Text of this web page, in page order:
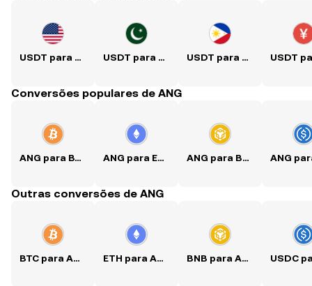
USDT para USD USDT para PKR USDT para PHP
Conversões populares de ANG
ANG para BTC ANG para ETH ANG para BNB
Outras conversões de ANG
BTC para ANG ETH para ANG BNB para ANG